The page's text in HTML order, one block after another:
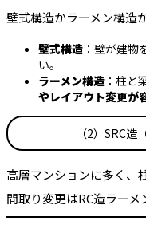
壁式構造かラーメン構造
壁式構造 ：壁が建
い。
ラーメン構造 ：柱と
やレイアウト変更が
（2）SRC造
高層マンションに多く、
間取り変更はRC造ラーメ